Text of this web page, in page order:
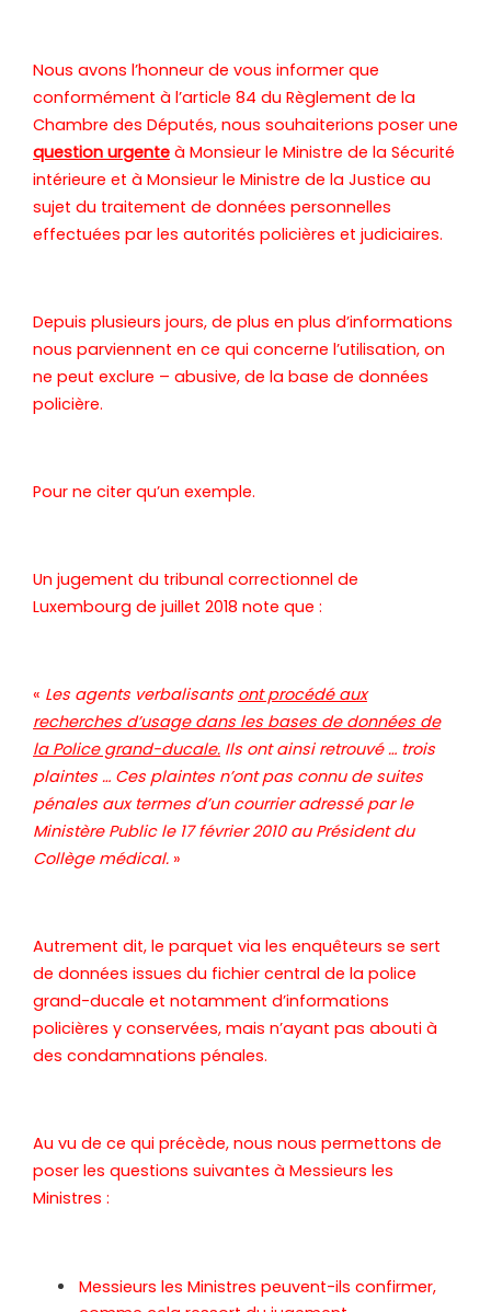
Nous avons l’honneur de vous informer que
conformément à l’article 84 du Règlement de la
Chambre des Députés, nous souhaiterions poser une
question urgente à Monsieur le Ministre de la Sécurité
intérieure et à Monsieur le Ministre de la Justice au
sujet du traitement de données personnelles
effectuées par les autorités policières et judiciaires.
Depuis plusieurs jours, de plus en plus d’informations
nous parviennent en ce qui concerne l’utilisation, on
ne peut exclure – abusive, de la base de données
policière.
Pour ne citer qu’un exemple.
Un jugement du tribunal correctionnel de
Luxembourg de juillet 2018 note que :
« Les agents verbalisants ont procédé aux
recherches d’usage dans les bases de données de
la Police grand-ducale. Ils ont ainsi retrouvé … trois
plaintes … Ces plaintes n’ont pas connu de suites
pénales aux termes d’un courrier adressé par le
Ministère Public le 17 février 2010 au Président du
Collège médical. »
Autrement dit, le parquet via les enquêteurs se sert
de données issues du fichier central de la police
grand-ducale et notamment d’informations
policières y conservées, mais n’ayant pas abouti à
des condamnations pénales.
Au vu de ce qui précède, nous nous permettons de
poser les questions suivantes à Messieurs les
Ministres :
Messieurs les Ministres peuvent-ils confirmer,